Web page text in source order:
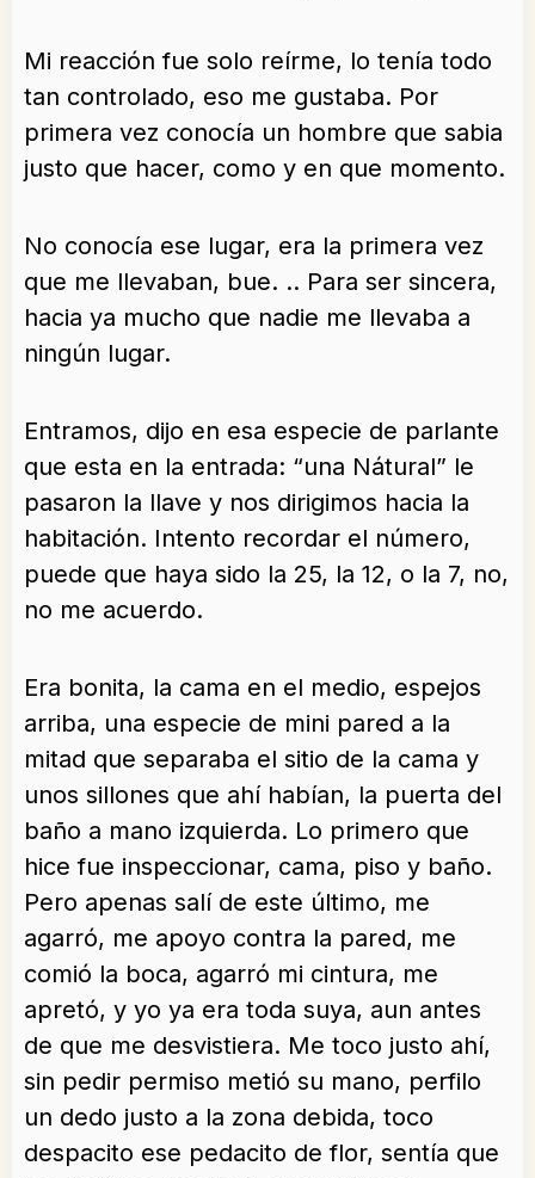
Mi reacción fue solo reírme, lo tenía todo
tan controlado, eso me gustaba. Por
primera vez conocía un hombre que sabia
justo que hacer, como y en que momento.
No conocía ese lugar, era la primera vez
que me llevaban, bue. .. Para ser sincera,
hacia ya mucho que nadie me llevaba a
ningún lugar.
Entramos, dijo en esa especie de parlante
que esta en la entrada: “una Nátural” le
pasaron la llave y nos dirigimos hacia la
habitación. Intento recordar el número,
puede que haya sido la 25, la 12, o la 7, no,
no me acuerdo.
Era bonita, la cama en el medio, espejos
arriba, una especie de mini pared a la
mitad que separaba el sitio de la cama y
unos sillones que ahí habían, la puerta del
baño a mano izquierda. Lo primero que
hice fue inspeccionar, cama, piso y baño.
Pero apenas salí de este último, me
agarró, me apoyo contra la pared, me
comió la boca, agarró mi cintura, me
apretó, y yo ya era toda suya, aun antes
de que me desvistiera. Me toco justo ahí,
sin pedir permiso metió su mano, perfilo
un dedo justo a la zona debida, toco
despacito ese pedacito de flor, sentía que